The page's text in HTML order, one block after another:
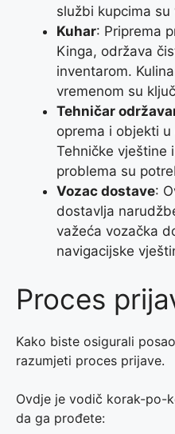
službi kupcima su
Kuhar: Priprema
Kinga, održava
inventarom.
vremenom su
Tehničar
oprema i objekti
Tehničke vještine
problema su
Vozac dostave:
dostavlja
važeća vozačka
navigacijske
Proces
Kako biste osigurali
razumjeti proces prijave.
Ovdje je vodič korak-po-
da ga prođete: